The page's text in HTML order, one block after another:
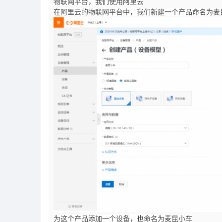
物联网平台，我们使用阿里云
在阿里云的物联网平台中，我们新建一个产品命名为麦
为这个产品添加一个设备，也命名为麦昆小车